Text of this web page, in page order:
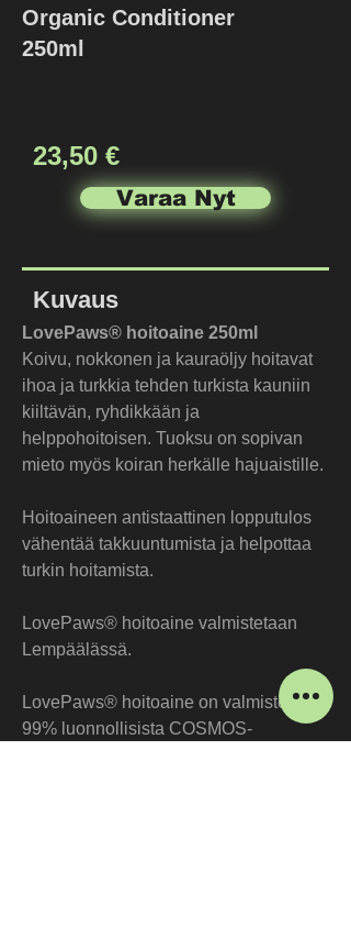
Organic Conditioner
250ml
23,50 €
Varaa Nyt
Kuvaus
LovePaws® hoitoaine 250ml
Koivu, nokkonen ja kauraöljy hoitavat
ihoa ja turkkia tehden turkista kauniin
kiiltävän, ryhdikkään ja
helppohoitoisen. Tuoksu on sopivan
mieto myös koiran herkälle hajuaistille.
Hoitoaineen antistaattinen lopputulos
vähentää takkuuntumista ja helpottaa
turkin hoitamista.
LovePaws® hoitoaine valmistetaan
Lempäälässä.
LovePaws® hoitoaine on valmistettu
99% luonnollisista COSMOS-